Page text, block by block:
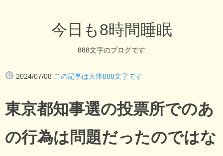
今日も8時間睡眠
888文字のブログです
2024/07/08 この記事は大体888文字です
東京都知事選の投票所でのあ
の行為は問題だったのではな